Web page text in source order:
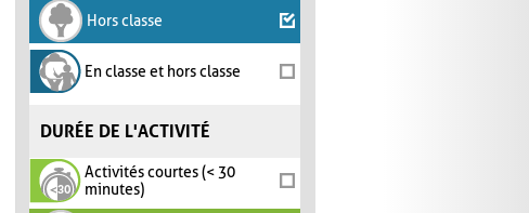
Hors classe
En classe et hors classe
DURÉE DE L'ACTIVITÉ
Activités courtes (< 30
minutes)